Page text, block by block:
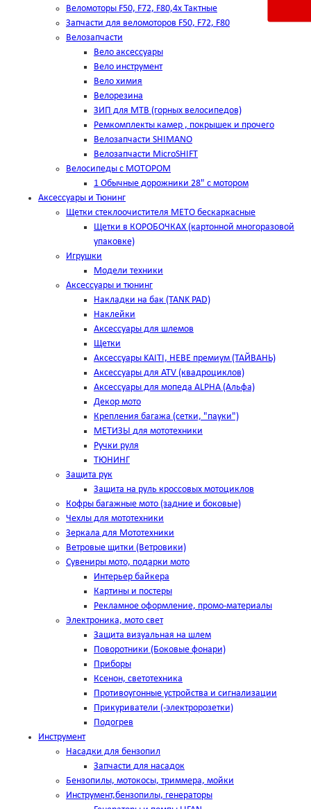
Веломоторы F50, F72, F80,4х Тактные
Запчасти для веломоторов F50, F72, F80
Велозапчасти
Вело аксессуары
Вело инструмент
Вело химия
Велорезина
ЗИП для MTB (горных велосипедов)
Ремкомплекты камер , покрышек и прочего
Велозапчасти SHIMANO
Велозапчасти MicroSHIFT
Велосипеды с МОТОРОМ
1 Обычные дорожники 28" с мотором
Аксессуары и Тюнинг
Щетки стеклоочистителя METO бескаркасные
Щетки в КОРОБОЧКАХ (картонной многоразовой
упаковке)
Игрушки
Модели техники
Аксессуары и тюнинг
Накладки на бак (TANK PAD)
Наклейки
Аксессуары для шлемов
Щетки
Аксессуары KAITI, HEBE премиум (ТАЙВАНЬ)
Аксессуары для ATV (квадроциклов)
Аксессуары для мопеда ALPHA (Альфа)
Декор мото
Крепления багажа (сетки, "пауки")
МЕТИЗЫ для мототехники
Ручки руля
ТЮНИНГ
Защита рук
Защита на руль кроссовых мотоциклов
Кофры багажные мото (задние и боковые)
Чехлы для мототехники
Зеркала для Мототехники
Ветровые щитки (Ветровики)
Сувениры мото, подарки мото
Интерьер байкера
Картины и постеры
Рекламное оформление, промо-материалы
Электроника, мото свет
Защита визуальная на шлем
Поворотники (Боковые фонари)
Приборы
Ксенон, светотехника
Противоугонные устройства и сигнализации
Прикуриватели (-электророзетки)
Подогрев
Инструмент
Насадки для бензопил
Запчасти для насадок
Бензопилы, мотокосы, триммера, мойки
Инструмент,бензопилы, генераторы